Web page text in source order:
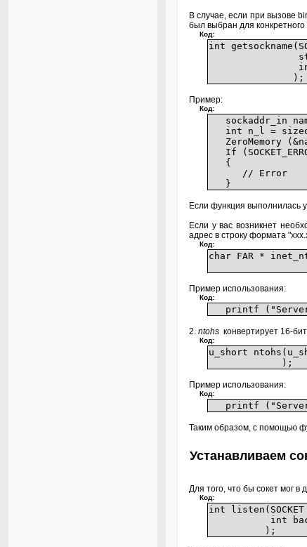
В случае, если при вызове
был выбран для
Код:
int
struct
int FAR
);
Пример:
Код:
sockaddr_in
int n_l =
ZeroMemory
If
{
// Error
}
Если функция выполнилась
Если у вас возникнет
адрес в строку формата
Код:
char FAR *
Пример использования:
Код:
printf ("Server
2. ntohs конвертирует 16-
Код:
u_short
);
Пример использования:
Код:
printf ("Server
Таким образом, с помощью
Устанавливаем
Для того, что бы сокет мог
Код:
int
int backlog //
);